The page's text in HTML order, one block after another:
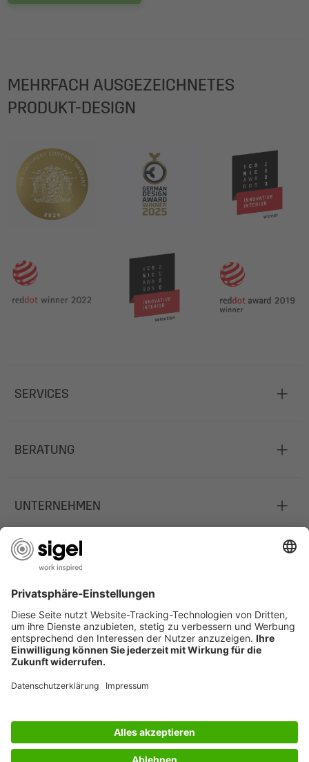
MEHRFACH AUSGEZEICHNETES
PRODUKT-DESIGN
SERVICES
BERATUNG
UNTERNEHMEN
JOBS
INFORMATIONEN
Deutschland